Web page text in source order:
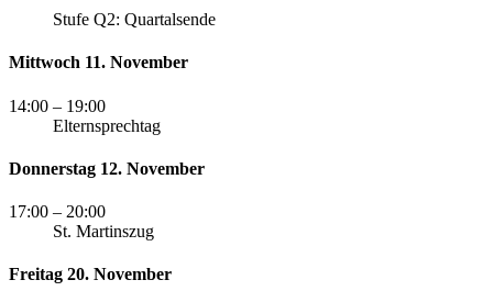
Stufe Q2: Quartalsende
Mittwoch 11. November
14:00 – 19:00
Elternsprechtag
Donnerstag 12. November
17:00 – 20:00
St. Martinszug
Freitag 20. November